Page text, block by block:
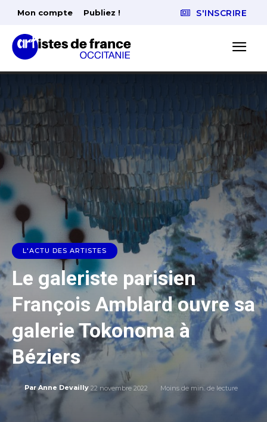
Mon compte Publiez ! S'INSCRIRE
L'ACTU DES ARTISTES
Le galeriste parisien
François Amblard ouvre sa
galerie Tokonoma à
Béziers
Par Anne Devailly 22 novembre 2022 Moins de min. de lecture